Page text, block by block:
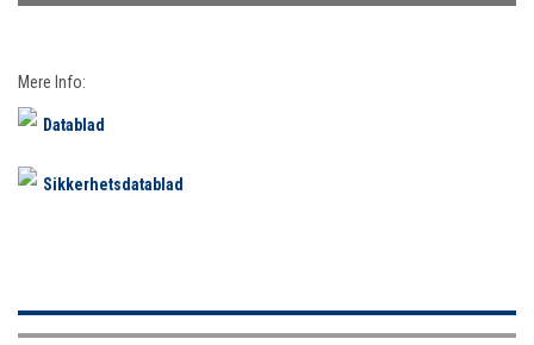
Mere Info:
Datablad
Sikkerhetsdatablad